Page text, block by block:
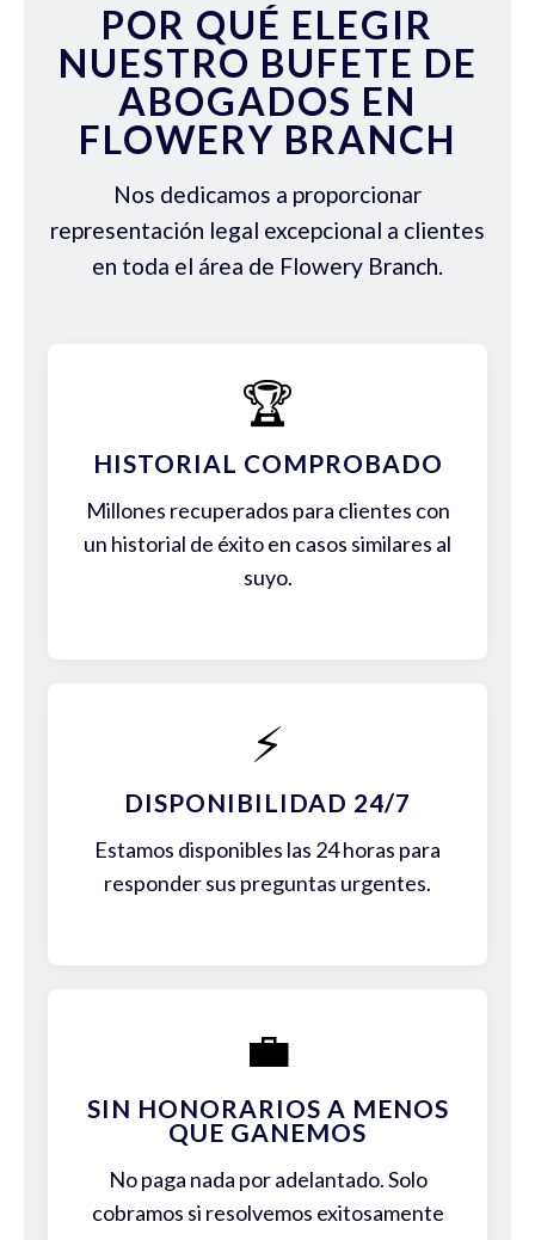
POR QUÉ ELEGIR
NUESTRO BUFETE DE
ABOGADOS EN
FLOWERY BRANCH
Nos dedicamos a proporcionar
representación legal excepcional a clientes
en toda el área de Flowery Branch.
🏆
HISTORIAL COMPROBADO
Millones recuperados para clientes con
un historial de éxito en casos similares al
suyo.
⚡
DISPONIBILIDAD 24/7
Estamos disponibles las 24 horas para
responder sus preguntas urgentes.
💼
SIN HONORARIOS A MENOS
QUE GANEMOS
No paga nada por adelantado. Solo
cobramos si resolvemos exitosamente